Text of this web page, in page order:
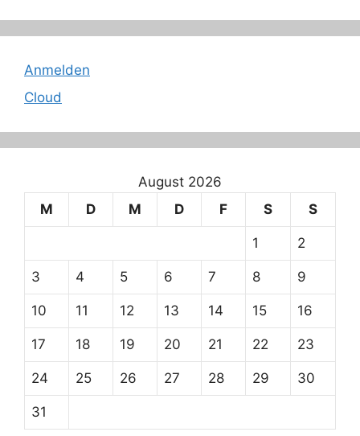
Anmelden
Cloud
August 2026
M
D M D F S S
1 2
3 4 5 6 7 8 9
10 11 12 13 14 15 16
17 18 19 20 21 22 23
24 25 26 27 28 29 30
31